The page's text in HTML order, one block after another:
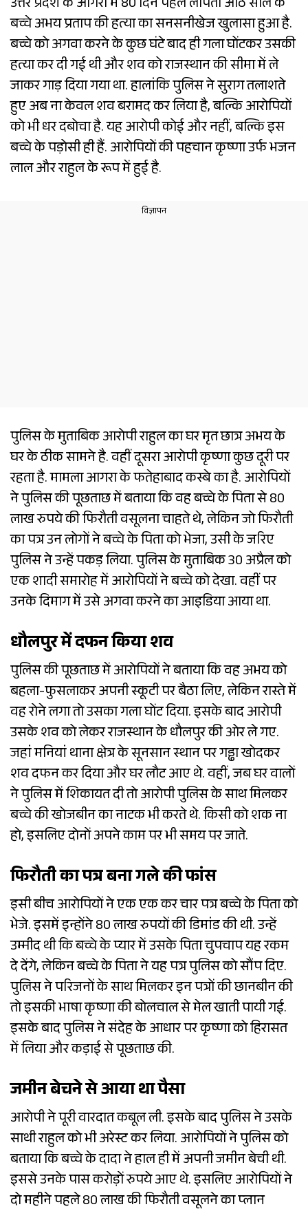
उत्तर प्रदेश के आगरा में 80 दिन पहले लापता आठ साल के
बच्चे अभय प्रताप की हत्या का सनसनीखेज खुलासा हुआ है.
बच्चे को अगवा करने के कुछ घंटे बाद ही गला घोंटकर उसकी
हत्या कर दी गई थी और शव को राजस्थान की सीमा में ले
जाकर गाड़ दिया गया था. हालांकि पुलिस ने सुराग तलाशते
हुए अब ना केवल शव बरामद कर लिया है, बल्कि आरोपियों
को भी धर दबोचा है. यह आरोपी कोई और नहीं, बल्कि इस
बच्चे के पड़ोसी ही हैं. आरोपियों की पहचान कृष्णा उर्फ भजन
लाल और राहुल के रूप में हुई है.
पुलिस के मुताबिक आरोपी राहुल का घर मृत छात्र अभय के
घर के ठीक सामने है. वहीं दूसरा आरोपी कृष्णा कुछ दूरी पर
रहता है. मामला आगरा के फतेहाबाद कस्बे का है. आरोपियों
ने पुलिस की पूछताछ में बताया कि वह बच्चे के पिता से 80
लाख रुपये की फिरौती वसूलना चाहते थे, लेकिन जो फिरौती
का पत्र उन लोगों ने बच्चे के पिता को भेजा, उसी के जरिए
पुलिस ने उन्हें पकड़ लिया. पुलिस के मुताबिक 30 अप्रैल को
एक शादी समारोह में आरोपियों ने बच्चे को देखा. वहीं पर
उनके दिमाग में उसे अगवा करने का आइडिया आया था.
धौलपुर में दफन किया शव
पुलिस की पूछताछ में आरोपियों ने बताया कि वह अभय को
बहला-फुसलाकर अपनी स्कूटी पर बैठा लिए, लेकिन रास्ते में
वह रोने लगा तो उसका गला घोंट दिया. इसके बाद आरोपी
उसके शव को लेकर राजस्थान के धौलपुर की ओर ले गए.
जहां मनियां थाना क्षेत्र के सूनसान स्थान पर गड्ढा खोदकर
शव दफन कर दिया और घर लौट आए थे. वहीं, जब घर वालों
ने पुलिस में शिकायत दी तो आरोपी पुलिस के साथ मिलकर
बच्चे की खोजबीन का नाटक भी करते थे. किसी को शक ना
हो, इसलिए दोनों अपने काम पर भी समय पर जाते.
फिरौती का पत्र बना गले की फांस
इसी बीच आरोपियों ने एक एक कर चार पत्र बच्चे के पिता को
भेजे. इसमें इन्होंने 80 लाख रुपयों की डिमांड की थी. उन्हें
उम्मीद थी कि बच्चे के प्यार में उसके पिता चुपचाप यह रकम
दे देंगे, लेकिन बच्चे के पिता ने यह पत्र पुलिस को सौंप दिए.
पुलिस ने परिजनों के साथ मिलकर इन पत्रों की छानबीन की
तो इसकी भाषा कृष्णा की बोलचाल से मेल खाती पायी गई.
इसके बाद पुलिस ने संदेह के आधार पर कृष्णा को हिरासत
में लिया और कड़ाई से पूछताछ की.
जमीन बेचने से आया था पैसा
आरोपी ने पूरी वारदात कबूल ली. इसके बाद पुलिस ने उसके
साथी राहुल को भी अरेस्ट कर लिया. आरोपियों ने पुलिस को
बताया कि बच्चे के दादा ने हाल ही में अपनी जमीन बेची थी.
इससे उनके पास करोड़ों रुपये आए थे. इसलिए आरोपियों ने
दो महीने पहले 80 लाख की फिरौती वसूलने का प्लान